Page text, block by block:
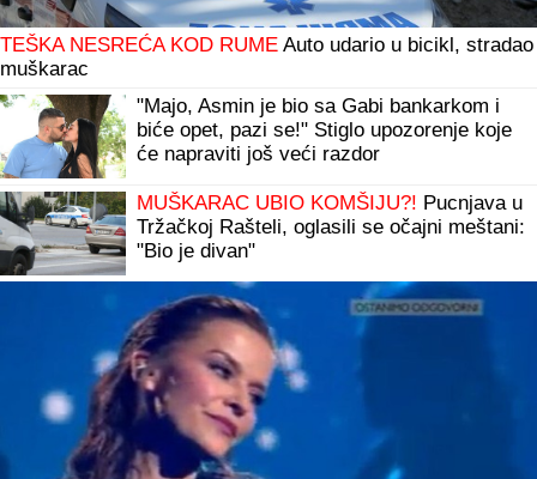
TEŠKA NESREĆA KOD RUME Auto udario u bicikl, stradao
muškarac
"Majo, Asmin je bio sa Gabi bankarkom i
biće opet, pazi se!" Stiglo upozorenje koje
će napraviti još veći razdor
MUŠKARAC UBIO KOMŠIJU?! Pucnjava u
Tržačkoj Rašteli, oglasili se očajni meštani:
"Bio je divan"